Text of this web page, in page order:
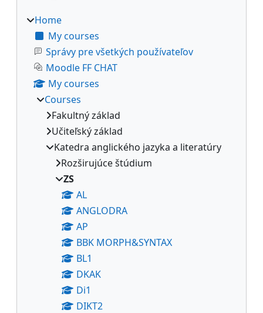
Home
My courses
Správy pre všetkých používateľov
Moodle FF CHAT
My courses
Courses
Fakultný základ
Učiteľský základ
Katedra anglického jazyka a literatúry
Rozširujúce štúdium
ZS
AL
ANGLODRA
AP
BBK MORPH&SYNTAX
BL1
DKAK
Di1
DIKT2